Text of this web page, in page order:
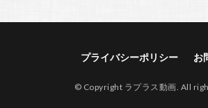
プライバシーポリシー お
© Copyright ラプラス動画. All